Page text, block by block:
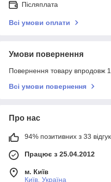
Післяплата
Всі умови оплати
Умови повернення
Повернення товару впродовж
Всі умови повернення
Про нас
94% позитивних з 33
Працює з 25.04.2012
м. Київ
Київ, Україна